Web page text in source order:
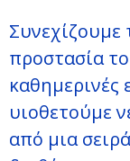
Συνεχίζουμε
προστασία
καθημερινές
υιοθετούμε
από μια